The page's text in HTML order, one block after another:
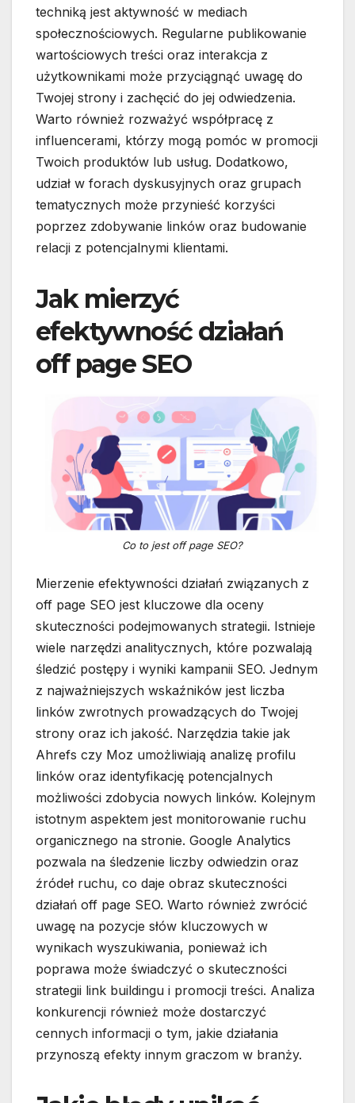
techniką jest aktywność w mediach
społecznościowych. Regularne publikowanie
wartościowych treści oraz interakcja z
użytkownikami może przyciągnąć uwagę do
Twojej strony i zachęcić do jej odwiedzenia.
Warto również rozważyć współpracę z
influencerami, którzy mogą pomóc w promocji
Twoich produktów lub usług. Dodatkowo,
udział w forach dyskusyjnych oraz grupach
tematycznych może przynieść korzyści
poprzez zdobywanie linków oraz budowanie
relacji z potencjalnymi klientami.
Jak mierzyć
efektywność działań
off page SEO
Co to jest off page SEO?
Mierzenie efektywności działań związanych z
off page SEO jest kluczowe dla oceny
skuteczności podejmowanych strategii. Istnieje
wiele narzędzi analitycznych, które pozwalają
śledzić postępy i wyniki kampanii SEO. Jednym
z najważniejszych wskaźników jest liczba
linków zwrotnych prowadzących do Twojej
strony oraz ich jakość. Narzędzia takie jak
Ahrefs czy Moz umożliwiają analizę profilu
linków oraz identyfikację potencjalnych
możliwości zdobycia nowych linków. Kolejnym
istotnym aspektem jest monitorowanie ruchu
organicznego na stronie. Google Analytics
pozwala na śledzenie liczby odwiedzin oraz
źródeł ruchu, co daje obraz skuteczności
działań off page SEO. Warto również zwrócić
uwagę na pozycje słów kluczowych w
wynikach wyszukiwania, ponieważ ich
poprawa może świadczyć o skuteczności
strategii link buildingu i promocji treści. Analiza
konkurencji również może dostarczyć
cennych informacji o tym, jakie działania
przynoszą efekty innym graczom w branży.